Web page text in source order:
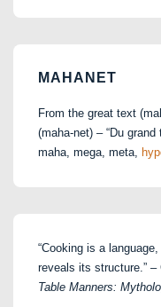
MAHANET
From the great text
(maha-net) – “Du
maha, mega, meta,
“Cooking is a
reveals its structure.”
Table Manners: